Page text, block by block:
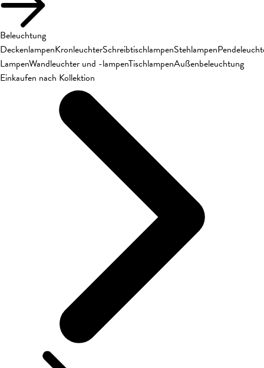
Beleuchtung
DeckenlampenKronleuchterSchreibtischlampenStehlampen
LampenWandleuchter und -lampenTischlampenAußenbeleuchtung
Einkaufen nach Kollektion